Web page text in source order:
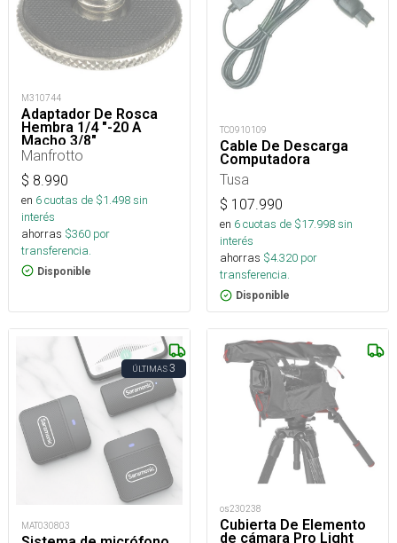
M310744
Adaptador De Rosca
Hembra 1/4 "-20 A
Macho 3/8"
Manfrotto
$ 8.990
en 6cuotas de $1.498sin
interés
ahorras $360 por
transferencia.
Disponible
TC0910109
Cable De Descarga
Computadora
Tusa
$ 107.990
en 6cuotas de $17.998sin
interés
ahorras $4.320 por
transferencia.
Disponible
ÚLTIMAS3
MAT030803
os230238
Cubierta De Elemento
de cámara Pro Light